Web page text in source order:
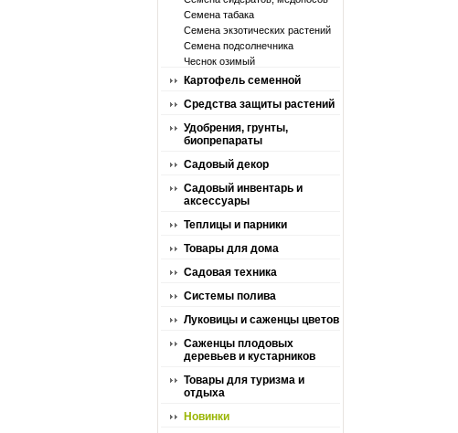
Семена табака
Семена экзотических растений
Семена подсолнечника
Чеснок озимый
Картофель семенной
Средства защиты растений
Удобрения, грунты,
биопрепараты
Садовый декор
Садовый инвентарь и
аксессуары
Теплицы и парники
Товары для дома
Садовая техника
Системы полива
Луковицы и саженцы цветов
Саженцы плодовых
деревьев и кустарников
Товары для туризма и
отдыха
Новинки